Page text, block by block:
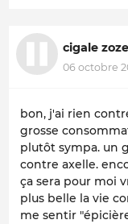
cigale zoze
06 octobre
bon, j'ai rien
grosse
plutôt sympa. un
contre axelle.
ça sera pour moi
plus belle la vie
me sentir